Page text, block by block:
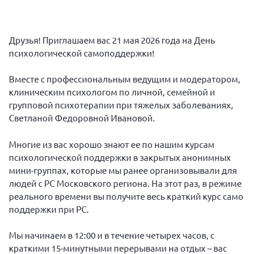
Вице-президент Черненко Д.Е.
Вице-президент Валюх М.В.
Вице-президент Чернова А.В.
Вице-президент Цикорин И.В.
Вице-президент Груба Л.В.
Конференция ОООИБРС 2026
Конференция ОООИБРС 2025
Экспертный совет ОООИБРС 2025
Конференция ОООИБРС 2024
Конференция ОООИБРС 2022
Друзья! Приглашаем вас 21 мая 2026 года на День
психологической самоподдержки!
Вместе с профессиональным ведущим и модератором,
клиническим психологом по личной, семейной и
групповой психотерапии при тяжелых заболеваниях,
Светланой Федоровной Ивановой.
Многие из вас хорошо знают ее по нашим курсам
психологической поддержки в закрытых анонимных
мини-группах, которые мы ранее организовывали для
людей с РС Московского региона. На этот раз, в режиме
реального времени вы получите весь краткий курс само
поддержки при РС.
Мы начинаем в 12:00 и в течение четырех часов, с
краткими 15-минутными перерывами на отдых – вас